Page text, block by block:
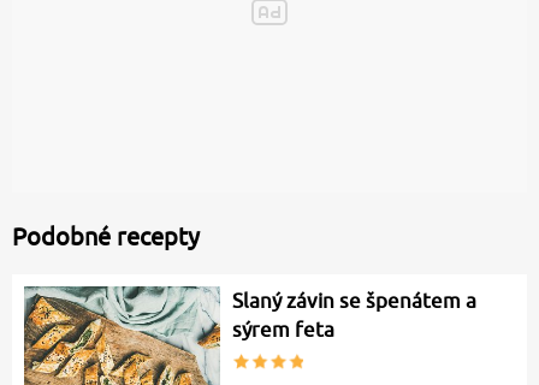
Podobné recepty
Slaný závin se špenátem a
sýrem feta